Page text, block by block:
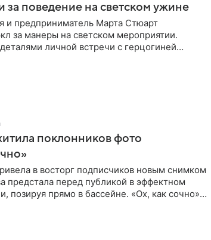
поведение на светском ужине
и предприниматель Марта Стюарт
за манеры на светском мероприятии.
личной встречи с герцогиней
поклонников фото
в восторг подписчиков новым снимком
предстала перед публикой в эффектном
позируя прямо в бассейне. «Ох, как сочно»,